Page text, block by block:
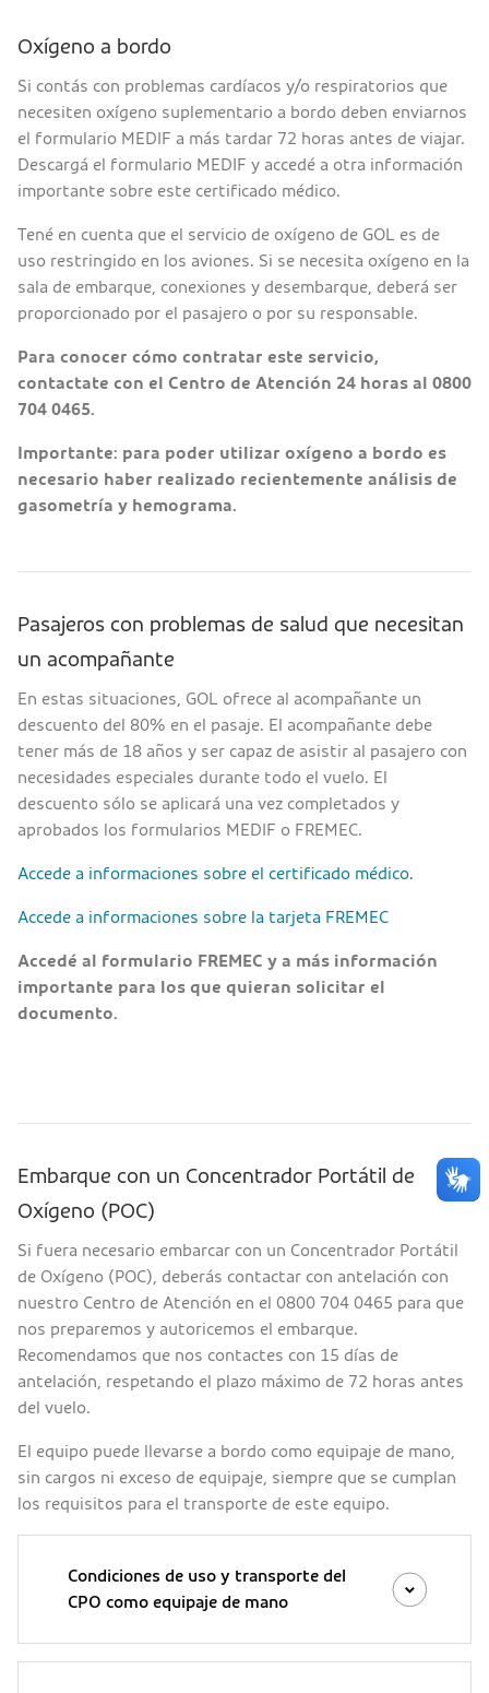
Oxígeno a bordo
Si contás con problemas cardíacos y/o respiratorios que
necesiten oxígeno suplementario a bordo deben enviarnos
el formulario MEDIF a más tardar 72 horas antes de viajar.
Descargá el formulario MEDIF y accedé a otra información
importante sobre este certificado médico.
Tené en cuenta que el servicio de oxígeno de GOL es de
uso restringido en los aviones. Si se necesita oxígeno en la
sala de embarque, conexiones y desembarque, deberá ser
proporcionado por el pasajero o por su responsable.
Para conocer cómo contratar este servicio,
contactate con el Centro de Atención 24 horas al 0800
704 0465.
Importante: para poder utilizar oxígeno a bordo es
necesario haber realizado recientemente análisis de
gasometría y hemograma.
Pasajeros con problemas de salud que necesitan
un acompañante
En estas situaciones, GOL ofrece al acompañante un
descuento del 80% en el pasaje. El acompañante debe
tener más de 18 años y ser capaz de asistir al pasajero con
necesidades especiales durante todo el vuelo. El
descuento sólo se aplicará una vez completados y
aprobados los formularios MEDIF o FREMEC.
Accede a informaciones sobre el certificado médico.
Accede a informaciones sobre la tarjeta FREMEC
Accedé al formulario FREMEC y a más información
importante para los que quieran solicitar el
documento.
Embarque con un Concentrador Portátil de
Oxígeno (POC)
Si fuera necesario embarcar con un Concentrador Portátil
de Oxígeno (POC), deberás contactar con antelación con
nuestro Centro de Atención en el 0800 704 0465 para que
nos preparemos y autoricemos el embarque.
Recomendamos que nos contactes con 15 días de
antelación, respetando el plazo máximo de 72 horas antes
del vuelo.
El equipo puede llevarse a bordo como equipaje de mano,
sin cargos ni exceso de equipaje, siempre que se cumplan
los requisitos para el transporte de este equipo.
Condiciones de uso y transporte del
CPO como equipaje de mano